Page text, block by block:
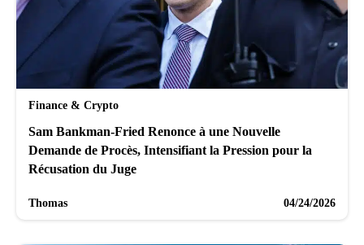
Finance & Crypto
Sam Bankman-Fried Renonce à une Nouvelle
Demande de Procès, Intensifiant la Pression pour la
Récusation du Juge
Thomas 04/24/2026